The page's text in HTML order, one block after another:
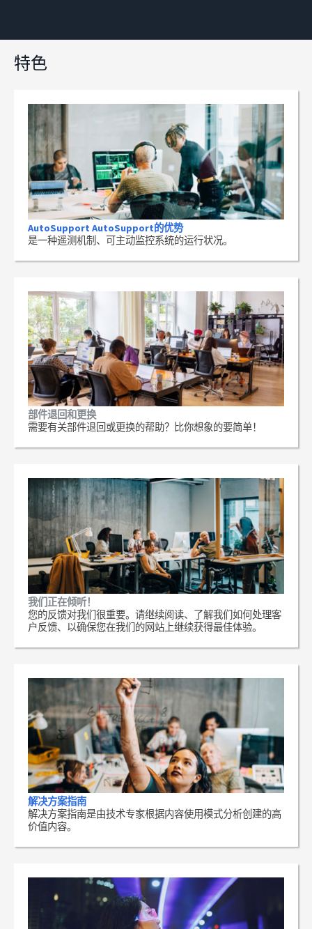
特色
AutoSupport AutoSupport的优势
是一种遥测机制、可主动监控系统的运行状况。
部件退回和更换
需要有关部件退回或更换的帮助？比你想象的要简单！
我们正在倾听！
您的反馈对我们很重要。请继续阅读、了解我们如何处理客
户反馈、以确保您在我们的网站上继续获得最佳体验。
解决方案指南
解决方案指南是由技术专家根据内容使用模式分析创建的高
价值内容。